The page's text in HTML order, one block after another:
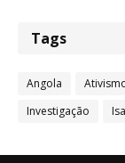
Tags
Angola
Investigação